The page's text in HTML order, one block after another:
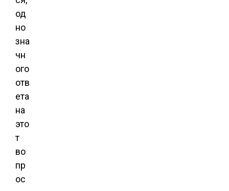
од
но
зна
чн
ого
отв
ета
на
это
т
во
пр
ос